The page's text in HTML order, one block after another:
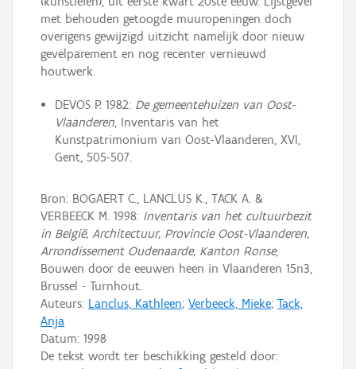
met behouden getoogde muuropeningen doch
overigens gewijzigd uitzicht namelijk door nieuw
gevelparement en nog recenter vernieuwd
houtwerk.
DEVOS P. 1982: De gemeentehuizen van Oost-
Vlaanderen, Inventaris van het
Kunstpatrimonium van Oost-Vlaanderen, XVI,
Gent, 505-507.
Bron: BOGAERT C., LANCLUS K., TACK A. &
VERBEECK M. 1998: Inventaris van het cultuurbezit
in België, Architectuur, Provincie Oost-Vlaanderen,
Arrondissement Oudenaarde, Kanton Ronse,
Bouwen door de eeuwen heen in Vlaanderen 15n3,
Brussel - Turnhout.
Auteurs: Lanclus, Kathleen; Verbeeck, Mieke; Tack,
Anja
Datum: 1998
De tekst wordt ter beschikking gesteld door: